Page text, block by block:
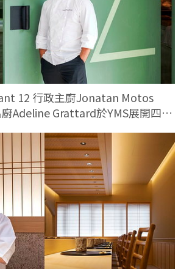
12 行政主廚Jonatan Motos
Adeline Grattard於YMS展開四手